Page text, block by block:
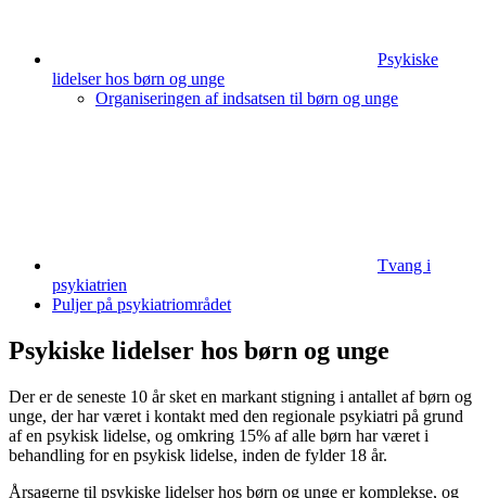
Psykiske
lidelser hos børn og unge
Organiseringen af indsatsen til børn og unge
Tvang i
psykiatrien
Puljer på psykiatriområdet
Psykiske lidelser hos børn og unge
Der er de seneste 10 år sket en markant stigning i antallet af børn og
unge, der har været i kontakt med den regionale psykiatri på grund
af en psykisk lidelse, og omkring 15% af alle børn har været i
behandling for en psykisk lidelse, inden de fylder 18 år.
Årsagerne til psykiske lidelser hos børn og unge er komplekse, og